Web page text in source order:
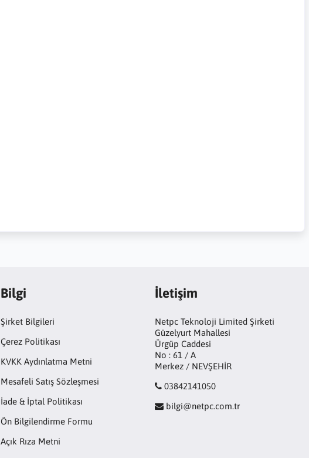
Bilgi
Şirket Bilgileri
Çerez Politikası
KVKK Aydınlatma Metni
Mesafeli Satış Sözleşmesi
İade & İptal Politikası
Ön Bilgilendirme Formu
Açık Rıza Metni
İletişim
Netpc Teknoloji Limited Şirketi
Güzelyurt Mahallesi
Ürgüp Caddesi
No : 61 / A
Merkez / NEVŞEHİR
03842141050
bilgi@netpc.com.tr